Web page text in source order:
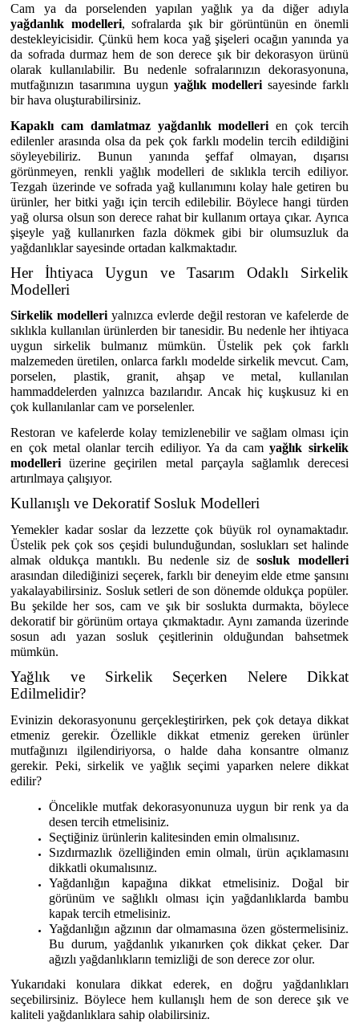
Cam ya da porselenden yapılan yağlık ya da diğer adıyla
yağdanlık modelleri, sofralarda şık bir görüntünün en önemli
destekleyicisidir. Çünkü hem koca yağ şişeleri ocağın yanında ya
da sofrada durmaz hem de son derece şık bir dekorasyon ürünü
olarak kullanılabilir. Bu nedenle sofralarınızın dekorasyonuna,
mutfağınızın tasarımına uygun yağlık modelleri sayesinde farklı
bir hava oluşturabilirsiniz.
Kapaklı cam damlatmaz yağdanlık modelleri en çok tercih
edilenler arasında olsa da pek çok farklı modelin tercih edildiğini
söyleyebiliriz. Bunun yanında şeffaf olmayan, dışarısı
görünmeyen, renkli yağlık modelleri de sıklıkla tercih ediliyor.
Tezgah üzerinde ve sofrada yağ kullanımını kolay hale getiren bu
ürünler, her bitki yağı için tercih edilebilir. Böylece hangi türden
yağ olursa olsun son derece rahat bir kullanım ortaya çıkar. Ayrıca
şişeyle yağ kullanırken fazla dökmek gibi bir olumsuzluk da
yağdanlıklar sayesinde ortadan kalkmaktadır.
Her İhtiyaca Uygun ve Tasarım Odaklı Sirkelik
Modelleri
Sirkelik modelleri yalnızca evlerde değil restoran ve kafelerde de
sıklıkla kullanılan ürünlerden bir tanesidir. Bu nedenle her ihtiyaca
uygun sirkelik bulmanız mümkün. Üstelik pek çok farklı
malzemeden üretilen, onlarca farklı modelde sirkelik mevcut. Cam,
porselen, plastik, granit, ahşap ve metal, kullanılan
hammaddelerden yalnızca bazılarıdır. Ancak hiç kuşkusuz ki en
çok kullanılanlar cam ve porselenler.
Restoran ve kafelerde kolay temizlenebilir ve sağlam olması için
en çok metal olanlar tercih ediliyor. Ya da camyağlık sirkelik
modelleriüzerine geçirilen metal parçayla sağlamlık derecesi
artırılmaya çalışıyor.
Kullanışlı ve Dekoratif Sosluk Modelleri
Yemekler kadar soslar da lezzette çok büyük rol oynamaktadır.
Üstelik pek çok sos çeşidi bulunduğundan, soslukları set halinde
almak oldukça mantıklı. Bu nedenle siz desosluk modelleri
arasından dilediğinizi seçerek, farklı bir deneyim elde etme şansını
yakalayabilirsiniz. Sosluk setleri de son dönemde oldukça popüler.
Bu şekilde her sos, cam ve şık bir soslukta durmakta, böylece
dekoratif bir görünüm ortaya çıkmaktadır. Aynı zamanda üzerinde
sosun adı yazan sosluk çeşitlerinin olduğundan bahsetmek
mümkün.
Yağlık ve Sirkelik Seçerken Nelere Dikkat
Edilmelidir?
Evinizin dekorasyonunu gerçekleştirirken, pek çok detaya dikkat
etmeniz gerekir. Özellikle dikkat etmeniz gereken ürünler
mutfağınızı ilgilendiriyorsa, o halde daha konsantre olmanız
gerekir. Peki, sirkelik ve yağlık seçimi yaparken nelere dikkat
edilir?
Öncelikle mutfak dekorasyonunuza uygun bir renk ya da
desen tercih etmelisiniz.
Seçtiğiniz ürünlerin kalitesinden emin olmalısınız.
Sızdırmazlık özelliğinden emin olmalı, ürün açıklamasını
dikkatli okumalısınız.
Yağdanlığın kapağına dikkat etmelisiniz. Doğal bir
görünüm ve sağlıklı olması için yağdanlıklarda bambu
kapak tercih etmelisiniz.
Yağdanlığın ağzının dar olmamasına özen göstermelisiniz.
Bu durum, yağdanlık yıkanırken çok dikkat çeker. Dar
ağızlı yağdanlıkların temizliği de son derece zor olur.
Yukarıdaki konulara dikkat ederek, en doğru yağdanlıkları
seçebilirsiniz. Böylece hem kullanışlı hem de son derece şık ve
kaliteli yağdanlıklara sahip olabilirsiniz.